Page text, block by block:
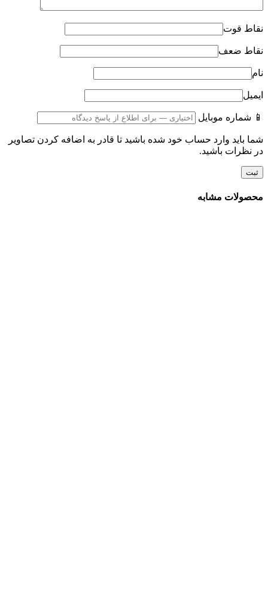
نقاط قوت
نقاط ضعف
نام
ایمیل
📱 شماره موبایل
شما باید وارد حساب خود شده باشید تا قادر به اضافه کردن تصاویر
در نظرات باشید.
محصولات مشابه